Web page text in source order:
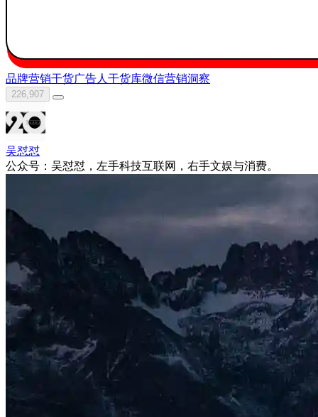
品牌营销干货广告人干货库微信营销洞察
226,907
吴怼怼
公众号：吴怼怼，左手科技互联网，右手文娱与消费。